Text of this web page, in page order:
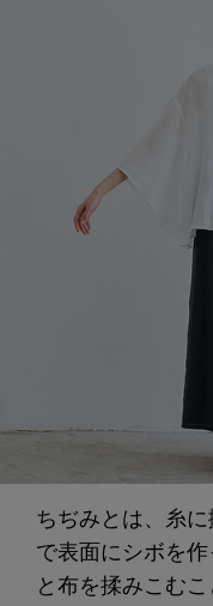
ちぢみとは、糸
で表面にシボを
と布を揉みこむ